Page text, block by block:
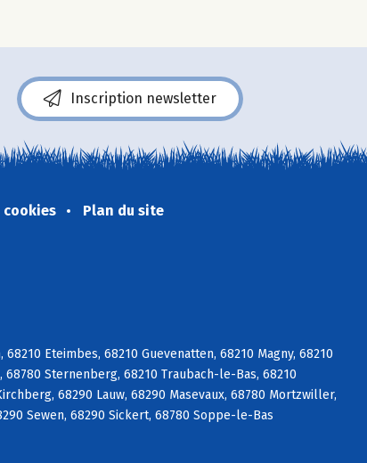
Inscription newsletter
cookies Plan du site
Eteimbes, 68210 Guevenatten, 68210 Magny, 68210
68780 Sternenberg, 68210 Traubach-le-Bas, 68210
68290 Lauw, 68290 Masevaux, 68780 Mortzwiller,
Sewen, 68290 Sickert, 68780 Soppe-le-Bas